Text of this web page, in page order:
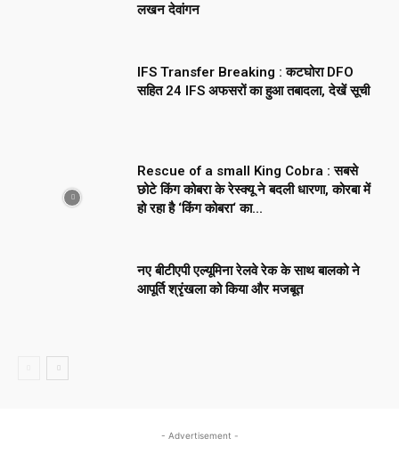
लखन देवांगन
IFS Transfer Breaking : कटघोरा DFO
सहित 24 IFS अफसरों का हुआ तबादला, देखें सूची
Rescue of a small King Cobra : सबसे
छोटे किंग कोबरा के रेस्क्यू ने बदली धारणा, कोरबा में
हो रहा है ‘किंग कोबरा‘ का...
नए बीटीएपी एल्यूमिना रेलवे रेक के साथ बालको ने
आपूर्ति श्रृंखला को किया और मजबूत
- Advertisement -